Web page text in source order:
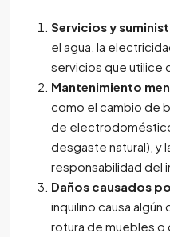
Servicios y
el agua, la
servicios que utilice
Mantenimiento
como el cambio de
de
desgaste natural), y
responsabilidad del
Daños causados
inquilino causa algún
rotura de muebles o